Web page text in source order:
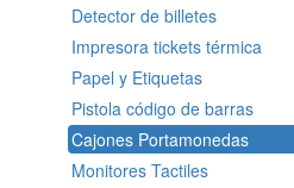
Detector de billetes
Impresora tickets térmica
Papel y Etiquetas
Pistola código de barras
Cajones Portamonedas
Monitores Tactiles